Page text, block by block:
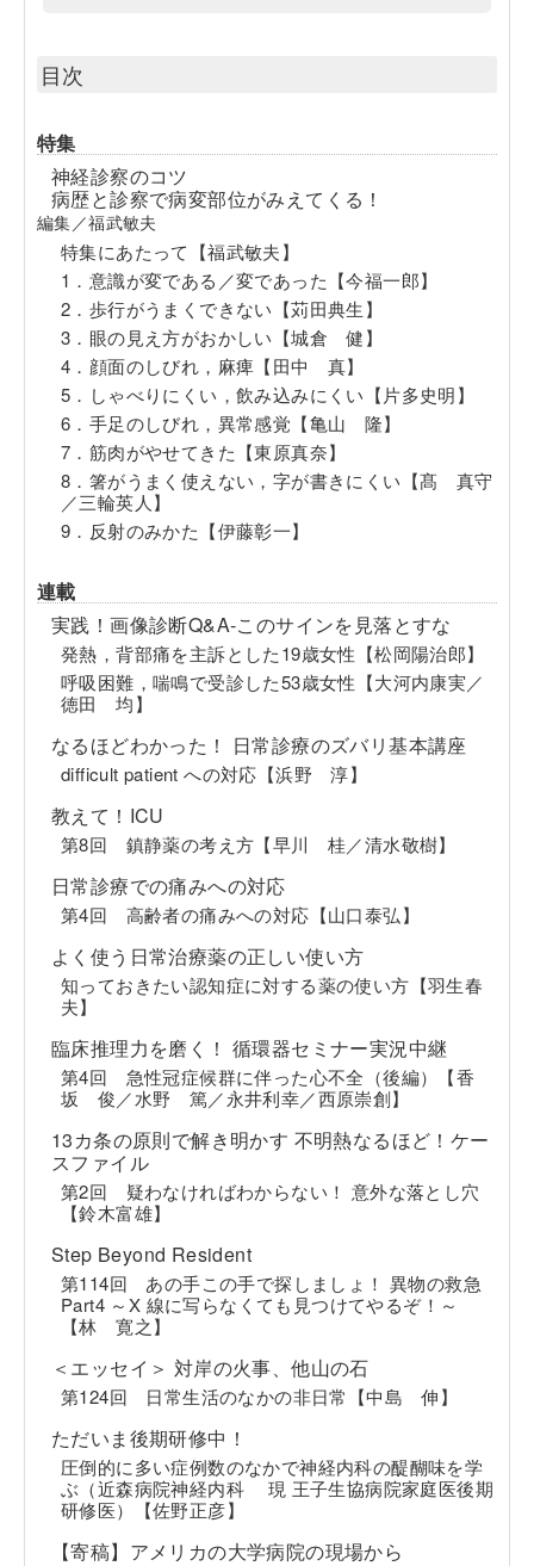
目次
特集
神経診察のコツ
病歴と診察で病変部位がみえてくる！
編集／福武敏夫
特集にあたって【福武敏夫】
1．意識が変である／変であった【今福一郎】
2．歩行がうまくできない【苅田典生】
3．眼の見え方がおかしい【城倉 健】
4．顔面のしびれ，麻痺【田中 真】
5．しゃべりにくい，飲み込みにくい【片多史明】
6．手足のしびれ，異常感覚【亀山 隆】
7．筋肉がやせてきた【東原真奈】
8．箸がうまく使えない，字が書きにくい【髙 真守
／三輪英人】
9．反射のみかた【伊藤彰一】
連載
実践！画像診断Q&A-このサインを見落とすな
発熱，背部痛を主訴とした19歳女性【松岡陽治郎】
呼吸困難，喘鳴で受診した53歳女性【大河内康実／
徳田 均】
なるほどわかった！ 日常診療のズバリ基本講座
difficult patient への対応【浜野 淳】
教えて！ICU
第8回 鎮静薬の考え方【早川 桂／清水敬樹】
日常診療での痛みへの対応
第4回 高齢者の痛みへの対応【山口泰弘】
よく使う日常治療薬の正しい使い方
知っておきたい認知症に対する薬の使い方【羽生春
夫】
臨床推理力を磨く！ 循環器セミナー実況中継
第4回 急性冠症候群に伴った心不全（後編）【香
坂 俊／水野 篤／永井利幸／西原崇創】
13カ条の原則で解き明かす 不明熱なるほど！ケー
スファイル
第2回 疑わなければわからない！ 意外な落とし穴
【鈴木富雄】
Step Beyond Resident
第114回 あの手この手で探しましょ！ 異物の救急
Part4 ～X 線に写らなくても見つけてやるぞ！～
【林 寛之】
＜エッセイ＞ 対岸の火事、他山の石
第124回 日常生活のなかの非日常【中島 伸】
ただいま後期研修中！
圧倒的に多い症例数のなかで神経内科の醍醐味を学
ぶ（近森病院神経内科 現 王子生協病院家庭医後期
研修医）【佐野正彦】
【寄稿】アメリカの大学病院の現場から